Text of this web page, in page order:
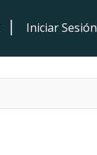
Iniciar Sesión